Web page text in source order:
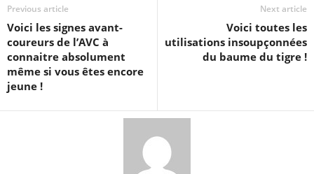
Previous article
Voici les signes avant-
coureurs de l’AVC à
connaitre absolument
même si vous êtes encore
jeune !
Next article
Voici toutes les
utilisations insoupçonnées
du baume du tigre !